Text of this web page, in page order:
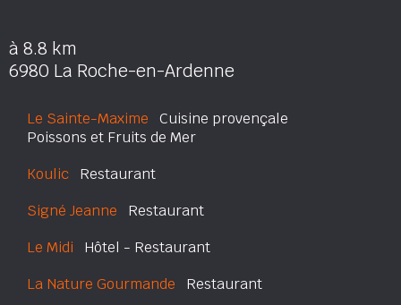
à 8.8 km
6980 La Roche-en-Ardenne
Le Sainte-Maxime Cuisine provençale
Poissons et Fruits de Mer
Koulic Restaurant
Signé Jeanne Restaurant
Le Midi Hôtel - Restaurant
La Nature Gourmande Restaurant